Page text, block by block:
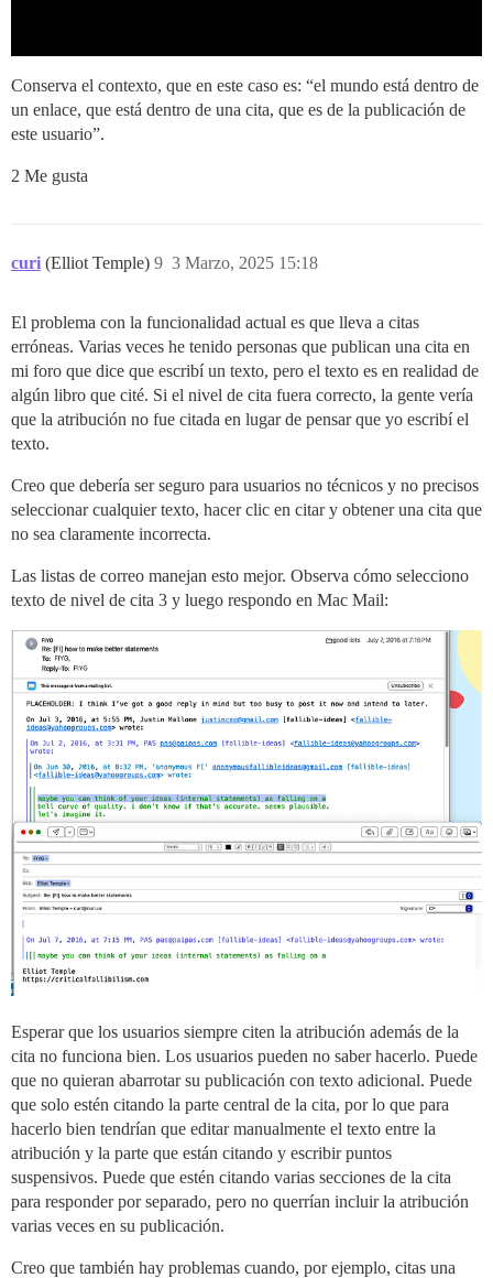
Conserva el contexto, que en este caso es: “el mundo está dentro de
un enlace, que está dentro de una cita, que es de la publicación de
este usuario”.
2 Me gusta
curi (Elliot Temple) 3 Marzo, 2025 15:18
9
El problema con la funcionalidad actual es que lleva a citas
erróneas. Varias veces he tenido personas que publican una cita en
mi foro que dice que escribí un texto, pero el texto es en realidad de
algún libro que cité. Si el nivel de cita fuera correcto, la gente vería
que la atribución no fue citada en lugar de pensar que yo escribí el
texto.
Creo que debería ser seguro para usuarios no técnicos y no precisos
seleccionar cualquier texto, hacer clic en citar y obtener una cita que
no sea claramente incorrecta.
Las listas de correo manejan esto mejor. Observa cómo selecciono
texto de nivel de cita 3 y luego respondo en Mac Mail:
Esperar que los usuarios siempre citen la atribución además de la
cita no funciona bien. Los usuarios pueden no saber hacerlo. Puede
que no quieran abarrotar su publicación con texto adicional. Puede
que solo estén citando la parte central de la cita, por lo que para
hacerlo bien tendrían que editar manualmente el texto entre la
atribución y la parte que están citando y escribir puntos
suspensivos. Puede que estén citando varias secciones de la cita
para responder por separado, pero no querrían incluir la atribución
varias veces en su publicación.
Creo que también hay problemas cuando, por ejemplo, citas una